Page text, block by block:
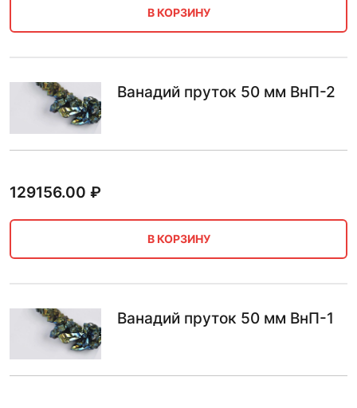
В КОРЗИНУ
Ванадий пруток 50 мм ВнП-2
129156.00 ₽
В КОРЗИНУ
Ванадий пруток 50 мм ВнП-1